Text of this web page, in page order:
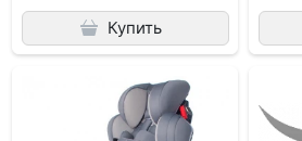
Купить